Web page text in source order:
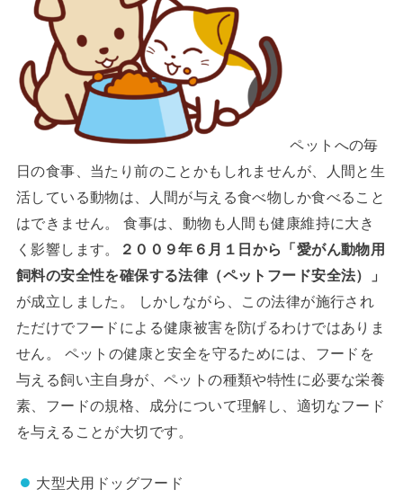
ペットへの毎
日の食事、当たり前のことかもしれませんが、人間と生
活している動物は、人間が与える食べ物しか食べること
はできません。 食事は、動物も人間も健康維持に大き
く影響します。
２００９年６月１日から「愛がん動物用
飼料の安全性を確保する法律（ペットフード安全法）」
が成立しました。 しかしながら、この法律が施行され
ただけでフードによる健康被害を防げるわけではありま
せん。 ペットの健康と安全を守るためには、フードを
与える飼い主自身が、ペットの種類や特性に必要な栄養
素、フードの規格、成分について理解し、適切なフード
を与えることが大切です。
大型犬用ドッグフード